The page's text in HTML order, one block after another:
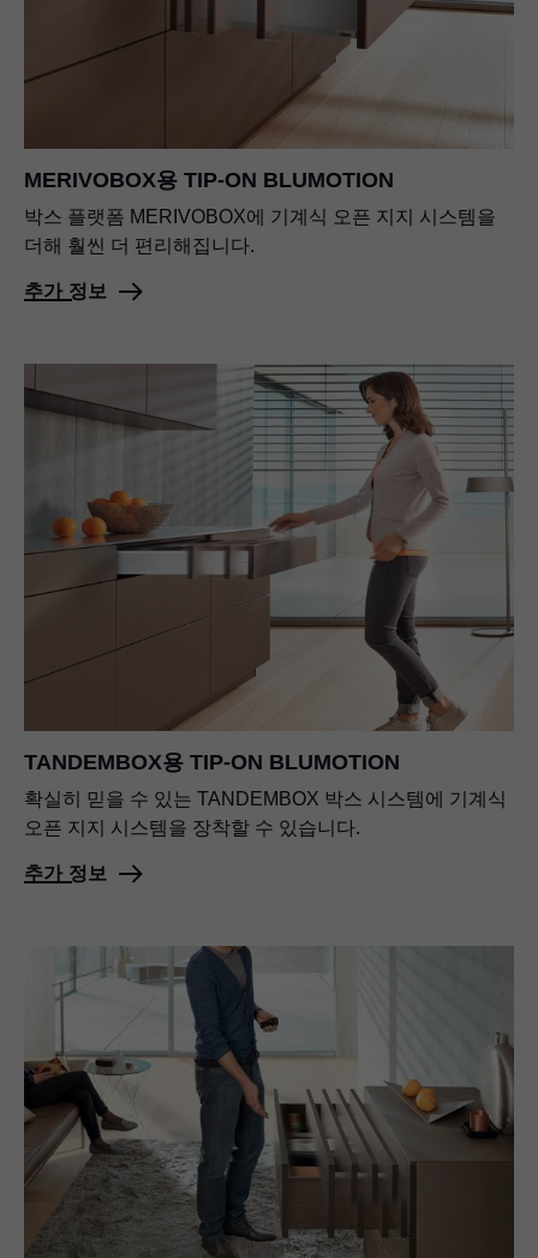
MERIVOBOX용 TIP-ON BLUMOTION
박스 플랫폼 MERIVOBOX에 기계식 오픈 지지 시스템을
더해 훨씬 더 편리해집니다.
추가 정보
TANDEMBOX용 TIP-ON BLUMOTION
확실히 믿을 수 있는 TANDEMBOX 박스 시스템에 기계식
오픈 지지 시스템을 장착할 수 있습니다.
추가 정보